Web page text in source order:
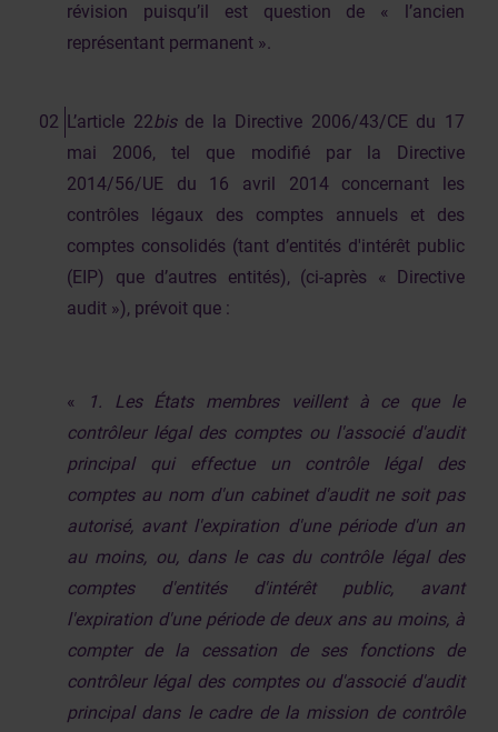
révision puisqu’il est question de « l’ancien
représentant permanent ».
L’article 22bisde la Directive 2006/43/CE du 17
mai 2006, tel que modifié par la Directive
2014/56/UE du 16 avril 2014 concernant les
contrôles légaux des comptes annuels et des
comptes consolidés (tant d’entités d'intérêt public
(EIP) que d’autres entités), (ci-après « Directive
audit »), prévoit que :
«
1. Les États membres veillent à ce que le
contrôleur légal des comptes ou l'associé d'audit
principal qui effectue un contrôle légal des
comptes au nom d'un cabinet d'audit ne soit pas
autorisé, avant l'expiration d'une période d'un an
au moins, ou, dans le cas du contrôle légal des
comptes d'entités d'intérêt public, avant
l'expiration d'une période de deux ans au moins, à
compter de la cessation de ses fonctions de
contrôleur légal des comptes ou d'associé d'audit
principal dans le cadre de la mission de contrôle